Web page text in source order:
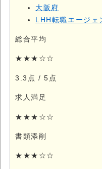
大阪府
LHH転職エージェ
総合平均
★★★☆☆
3.3点 / 5点
求人満足
★★★☆☆
書類添削
★★★☆☆